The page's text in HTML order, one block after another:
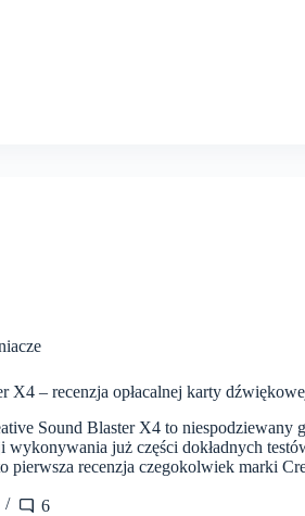
X4 – recenzja opłacalnej karty
Sound Blaster X4 to niespodziewany
wykonywania już części dokładnych
pierwsza recenzja czegokolwiek marki
6